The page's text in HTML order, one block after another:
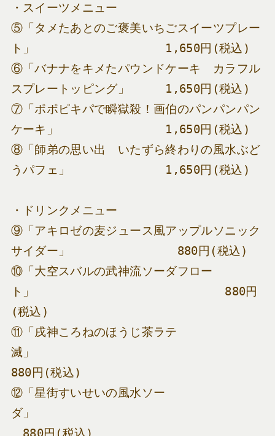
・スイーツメニュー
⑤「タメたあとのご褒美いちごスイーツプレー
ト」　　　　　　　　　　　1,650円(税込)
⑥「バナナをキメたパウンドケーキ　カラフル
スプレートッピング」　　　1,650円(税込)
⑦「ポポピキパで瞬獄殺！画伯のパンパンパン
ケーキ」　　　　　　　　　1,650円(税込)
⑧「師弟の思い出　いたずら終わりの風水ぶど
うパフェ」　　　　　　　　1,650円(税込)
・ドリンクメニュー
⑨「アキロゼの麦ジュース風アップルソニック
サイダー」　　　　　　　　　880円(税込)
⑩「大空スバルの武神流ソーダフロー
ト」　　　　　　　　　　　　　　　　880円
(税込)
⑪「戌神ころねのほうじ茶ラテ
滅」
880円(税込)
⑫「星街すいせいの風水ソー
ダ」
880円(税込)